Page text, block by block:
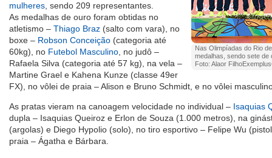
Nas Olimpíadas do Rio
medalhas, sendo sete de
Foto: Alaor
mulheres , sendo 209 representantes.
As medalhas de ouro foram obtidas no
atletismo – Thiago Braz (salto com vara), no
boxe – Robson Conceição (categoria até
60kg), no Futebol Masculino , no judô –
Rafaela Silva (categoria até 57 kg), na vela –
Martine Grael e Kahena Kunze (classe 49er
FX), no vôlei de praia – Alison e Bruno Schmidt, e no vôlei
As pratas vieram na canoagem velocidade no individual – Isaquias
dupla – Isaquias Queiroz e Erlon de Souza (1.000 metros), na
(argolas) e Diego Hypolio (solo), no tiro esportivo – Felipe Wu
praia – Ágatha e Bárbara.